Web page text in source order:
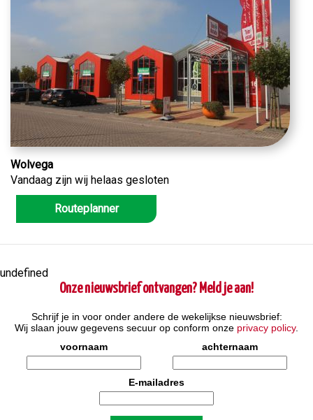
Wolvega
Vandaag zijn wij helaas gesloten
Routeplanner
undefined
Onze nieuwsbrief ontvangen? Meld je aan!
Schrijf je in voor onder andere de wekelijkse nieuwsbrief:
Wij slaan jouw gegevens secuur op conform onze privacy policy.
voornaam
achternaam
E-mailadres